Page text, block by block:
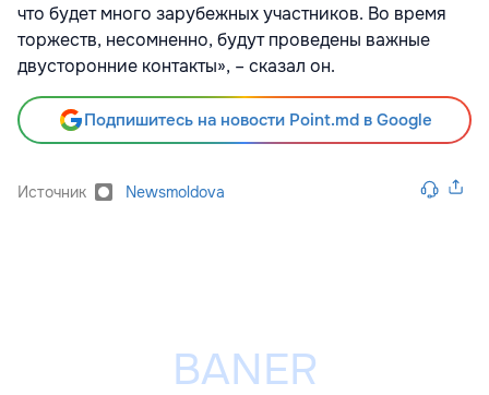
что будет много зарубежных участников. Во время
торжеств, несомненно, будут проведены важные
двусторонние контакты», – сказал он.
Подпишитесь на новости Point.md в Google
Источник Newsmoldova